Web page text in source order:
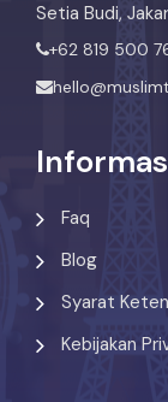
Setia Budi,
+62 819 500
Faq
Blog
Syarat
Kebijakan